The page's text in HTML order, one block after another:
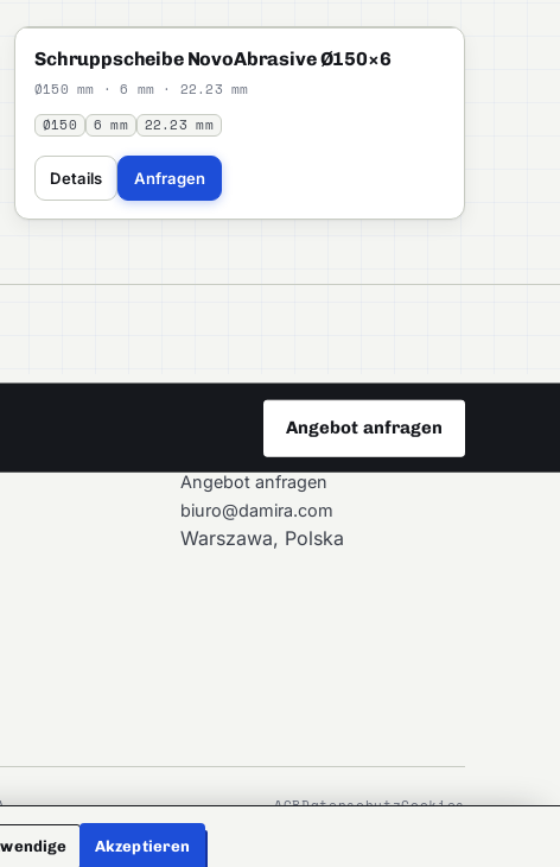
PROFI NOVOABRASIVE
Schruppscheibe NovoAbrasive Ø150×6
Ø150 mm · 6 mm · 22.23 mm
Ø150 6 mm 22.23 mm
Details Anfragen
Angebot anfragen
Angebot anfragen
biuro@damira.com
Warszawa, Polska
AGBDatenschutzCookies
Akzeptieren